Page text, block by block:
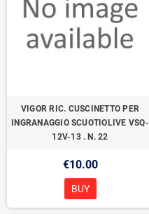
VIGOR RIC. CUSCINETTO PER
INGRANAGGIO SCUOTIOLIVE VSQ-
12V-13 . N. 22
€10.00
BUY